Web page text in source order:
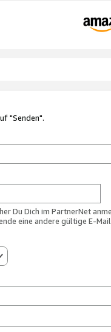
"Senden".
Du Dich im PartnerNet
eine andere gültige E-